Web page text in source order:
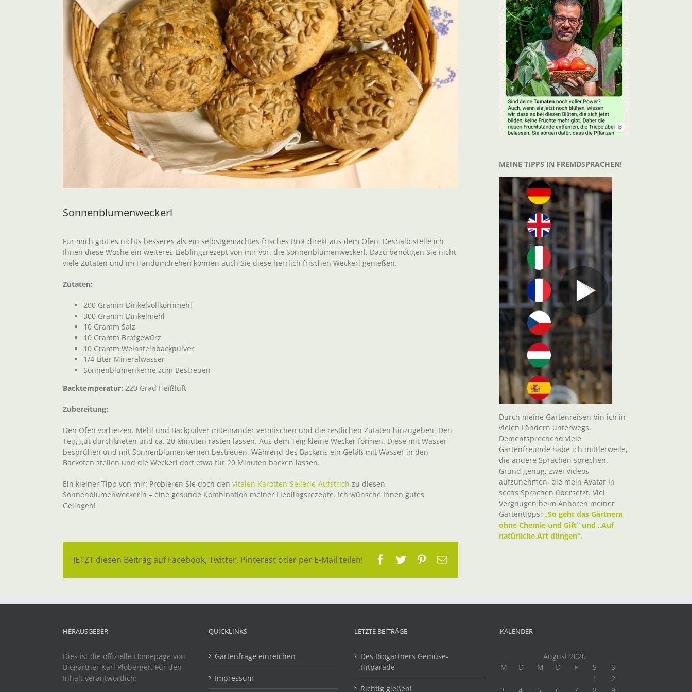
Sonnenblumenweckerl
Für mich gibt es nichts besseres als ein selbstgemachtes frisches Brot direkt aus dem Ofen. Deshalb stelle ich
Ihnen diese Woche ein weiteres Lieblingsrezept von mir vor: die Sonnenblumenweckerl. Dazu benötigen Sie nicht
viele Zutaten und im Handumdrehen können auch Sie diese herrlich frischen Weckerl genießen.
Zutaten:
200 Gramm Dinkelvollkornmehl
300 Gramm Dinkelmehl
10 Gramm Salz
10 Gramm Brotgewürz
10 Gramm Weinsteinbackpulver
1/4 Liter Mineralwasser
Sonnenblumenkerne zum Bestreuen
Backtemperatur: 220 Grad Heißluft
Zubereitung:
Den Ofen vorheizen. Mehl und Backpulver miteinander vermischen und die restlichen Zutaten hinzugeben. Den
Teig gut durchkneten und ca. 20 Minuten rasten lassen. Aus dem Teig kleine Wecker formen. Diese mit Wasser
besprühen und mit Sonnenblumenkernen bestreuen. Während des Backens ein Gefäß mit Wasser in den
Backofen stellen und die Weckerl dort etwa für 20 Minuten backen lassen.
Ein kleiner Tipp von mir: Probieren Sie doch den vitalen Karotten-Sellerie-Aufstrich zu diesen
Sonnenblumenweckerln – eine gesunde Kombination meiner Lieblingsrezepte. Ich wünsche Ihnen gutes
Gelingen!
JETZT diesen Beitrag auf Facebook, Twitter, Pinterest oder per E-Mail teilen! Facebook
TwitterPinterest
E-
MEINE TIPPS IN FREMDSPRACHEN!
Durch meine Gartenreisen bin ich in
vielen Ländern unterwegs.
Dementsprechend viele
Gartenfreunde habe ich mittlerweile,
die andere Sprachen sprechen.
Grund genug, zwei Videos
aufzunehmen, die mein Avatar in
sechs Sprachen übersetzt. Viel
Vergnügen beim Anhören meiner
Gartentipps: „So geht das Gärtnern
ohne Chemie und Gift“ und „Auf
natürliche Art düngen“.
HERAUSGEBER
Dies ist die offizielle Homepage von
Biogärtner Karl Ploberger. Für den
Inhalt verantwortlich:
QUICKLINKS
Gartenfrage einreichen
Impressum
LETZTE BEITRÄGE
Des Biogärtners Gemüse-
Hitparade
Richtig gießen!
KALENDER
August 2026
M
D M D F S
S
1
2